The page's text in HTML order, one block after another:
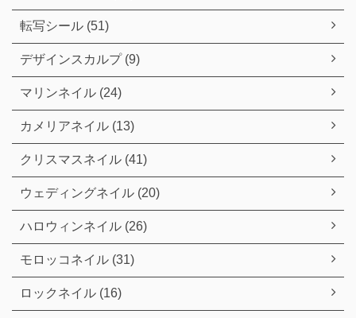
転写シール (51)
デザインスカルプ (9)
マリンネイル (24)
カメリアネイル (13)
クリスマスネイル (41)
ウェディングネイル (20)
ハロウィンネイル (26)
モロッコネイル (31)
ロックネイル (16)